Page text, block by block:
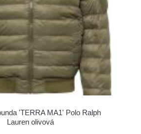
'TERRA MA1' Polo Ralph
Lauren olivová